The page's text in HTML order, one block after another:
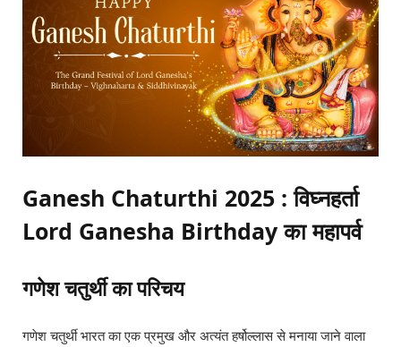
Ganesh Chaturthi 2025 : विघ्नहर्ता
Lord Ganesha Birthday का महापर्व
गणेश चतुर्थी का परिचय
गणेश चतुर्थी भारत का एक प्रमुख और अत्यंत हर्षोल्लास से मनाया जाने वाला